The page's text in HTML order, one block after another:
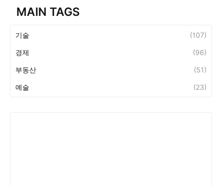
MAIN TAGS
기술 (107)
경제 (96)
부동산 (51)
예술 (23)